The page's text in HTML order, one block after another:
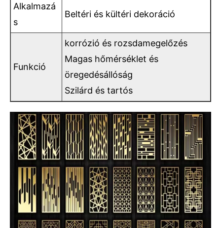
Alkalmazá
s
Beltéri és kültéri dekoráció
Funkció
korrózió és rozsdamegelőzés
Magas hőmérséklet és
öregedésállóság
Szilárd és tartós